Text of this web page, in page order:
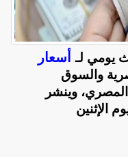
يومي لـأسعار
والسوق
وينشر
الإثنين